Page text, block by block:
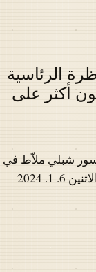
الرئاسية
أكثر على
شبلي ملاّط في
1. 2024